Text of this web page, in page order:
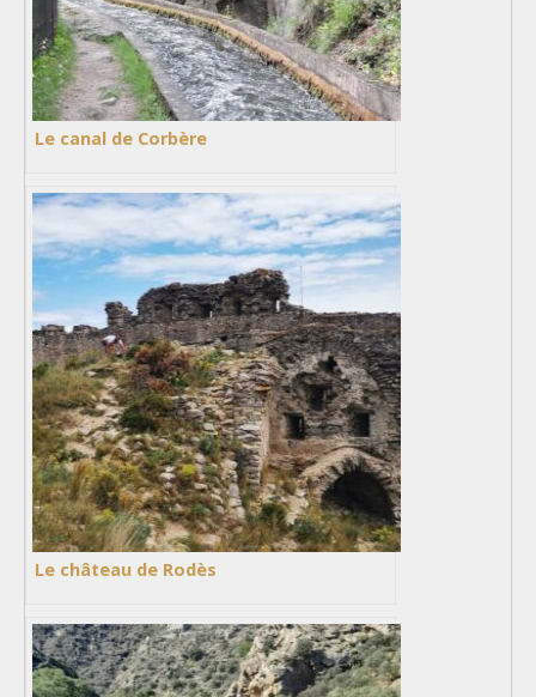
Le canal de Corbère
Le château de Rodès